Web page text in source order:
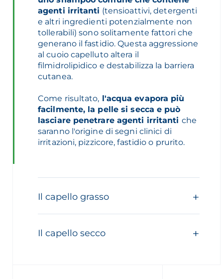
agenti irritanti (tensioattivi, detergenti
e altri ingredienti potenzialmente non
tollerabili) sono solitamente fattori che
generano il fastidio. Questa aggressione
al cuoio capelluto altera il
filmidrolipidico e destabilizza la barriera
cutanea.
Come risultato, l'acqua evapora più
facilmente, la pelle si secca e può
lasciare penetrare agenti irritanti che
saranno l'origine di segni clinici di
irritazioni, pizzicore, fastidio o prurito.
Il capello grasso
Il capello secco